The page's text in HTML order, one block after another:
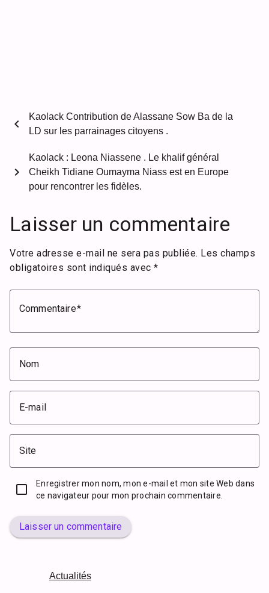
chevron_left
Kaolack Contribution de Alassane Sow Ba de la
LD sur les parrainages citoyens .
Kaolack : Leona Niassene . Le khalif général
Cheikh Tidiane Oumayma Niass est en Europe
pour rencontrer les fidèles.
chevron_right
Laisser un commentaire
Votre adresse e-mail ne sera pas publiée. Les champs
obligatoires sont indiqués avec *
Commentaire
Nom
E-mail
Site
Enregistrer mon nom, mon e-mail et mon site Web dans
ce navigateur pour mon prochain commentaire.
Laisser un commentaire
Actualités